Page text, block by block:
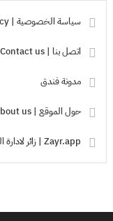
سياسة الخصوصية | Privacy Policy
اتصل بنا | Contact us
مدونة فندق
حول الموقع | About us
Zayr.app | زائر لادارة المواعيد والخدمات